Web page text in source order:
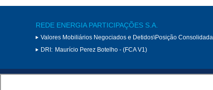
REDE ENERGIA PARTICIPAÇÕES S.A.
Valores Mobiliários Negociados e Detidos\Posição Consolidada
DRI: Maurício Perez Botelho - (FCA V1)